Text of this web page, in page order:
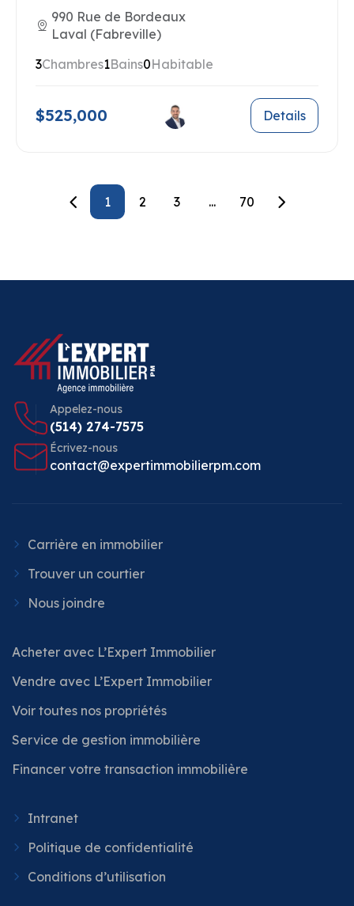
990 Rue de Bordeaux
Laval (Fabreville)
3Chambres1Bains0Habitable
$525,000 Details
1 2 3 ... 70
Appelez-nous
(514) 274-7575
Écrivez-nous
contact@expertimmobilierpm.com
Carrière en immobilier
Trouver un courtier
Nous joindre
Acheter avec L’Expert Immobilier
Vendre avec L’Expert Immobilier
Voir toutes nos propriétés
Service de gestion immobilière
Financer votre transaction immobilière
Intranet
Politique de confidentialité
Conditions d’utilisation